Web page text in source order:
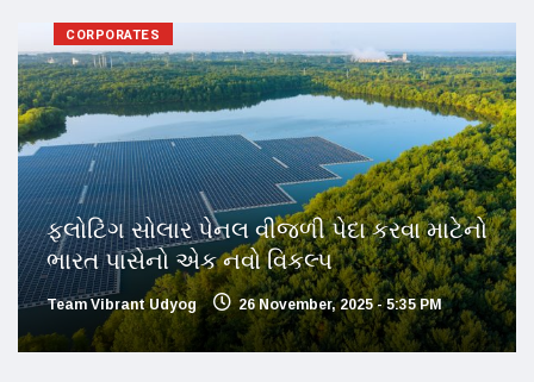
CORPORATES
ફ્લોટિંગ સોલાર પેનલ વીજળી પેદા કરવા માટેનો
ભારત પાસેનો એક નવો વિકલ્પ
Team Vibrant Udyog 26 November, 2025 - 5:35 PM